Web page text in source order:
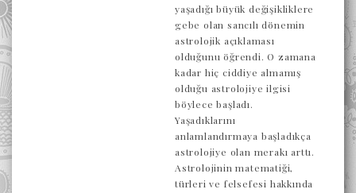
yaşadığı büyük değişikliklere
gebe olan sancılı dönemin
astrolojik açıklaması
olduğunu öğrendi. O zamana
kadar hiç ciddiye almamış
olduğu astrolojiye ilgisi
böylece başladı.
Yaşadıklarını
anlamlandırmaya başladıkça
astrolojiye olan merakı arttı.
Astrolojinin matematiği,
türleri ve felsefesi hakkında